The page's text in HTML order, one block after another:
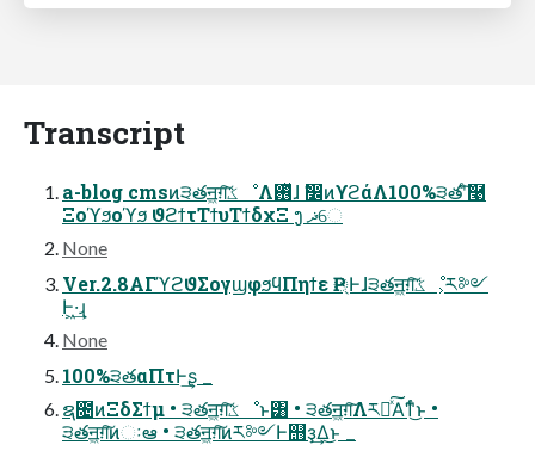
Transcript
a-blog cmsͷ੩తॻ͖ग़͠ػೳΛ࢖ͬͯɺ ࣗ෼ͷϒϩάΛ100%੩తʹͨ͠࿩
Ξοϓϧοϓϧ ϑϩϯτΤϯυΤϯδχΞ ງ ޛେ
None
Ver.2.8ΑΓϓϩϑΣογϣφϧϥΠηϯε Ҏ্Ͱɺ੩తॻ͖ग़͠ػೳ͕ར༻
Ͱ͖·͢ɻ
None
100%੩తαΠτͰ͢ʂ _
ຊ೔ͷΞδΣϯμ • ੩తॻ͖ग़͠ػೳͱ͸ • ੩తॻ͖ग़͠Λར༻ͯ͠Α͘ͳͬͨ͜ͱ •
੩తॻ͖ग़͠ͷઃఆ • ੩తॻ͖ग़͠ͷར༻Ͱ஫ҙ͢Δ͜ͱ _